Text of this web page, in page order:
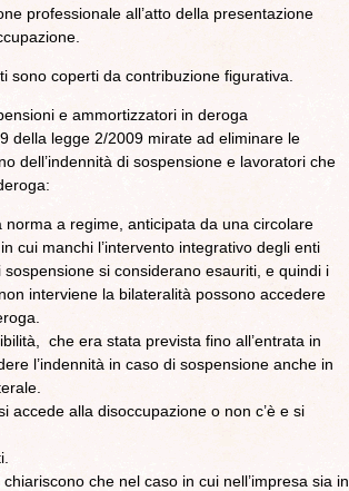
professionale all’atto della presentazione
sono coperti da contribuzione figurativa.
e ammortizzatori in deroga
della legge 2/2009 mirate ad eliminare le
dell’indennità di sospensione e lavoratori che
a regime, anticipata da una circolare
cui manchi l’intervento integrativo degli enti
si considerano esauriti, e quindi i
interviene la bilateralità possono accedere
che era stata prevista fino all’entrata in
l’indennità in caso di sospensione anche in
accede alla disoccupazione o non c’è e si
che nel caso in cui nell’impresa sia in